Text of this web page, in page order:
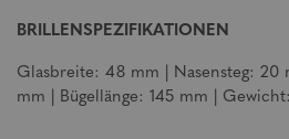
BRILLENSPEZIFIKATIONEN
Glasbreite: 48 mm | Nasensteg: 20
mm | Bügellänge: 145 mm |